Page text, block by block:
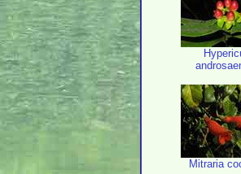
Mitraria